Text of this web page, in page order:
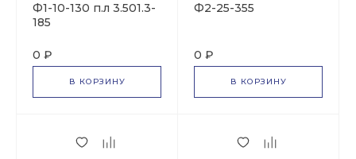
Ф1-10-130 п.л 3.501.3-
185
0 ₽
В КОРЗИНУ
Ф2-25-355
0 ₽
В КОРЗИНУ